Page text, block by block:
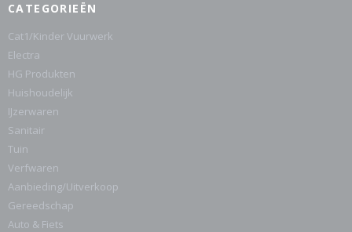
CATEGORIEËN
Cat1/Kinder Vuurwerk
Electra
HG Produkten
Huishoudelijk
IJzerwaren
Sanitair
Tuin
Verfwaren
Aanbieding/Uitverkoop
Gereedschap
Auto & Fiets